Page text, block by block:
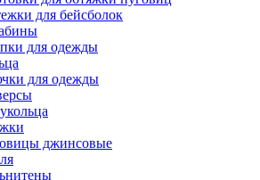
для бейсболок
для одежды
для одежды
джинсовые